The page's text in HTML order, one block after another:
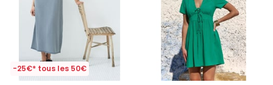
-25€* tous les 50€